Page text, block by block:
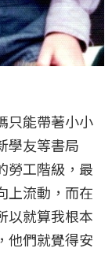
只能帶著小小
學友等書局
勞工階級，最
上流動，而在
以就算我根本
他們就覺得安